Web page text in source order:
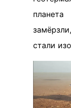
стали